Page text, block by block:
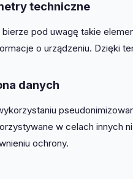
techniczne
pod uwagę takie
o urządzeniu. Dzięki
danych
w celach innych
ochrony.